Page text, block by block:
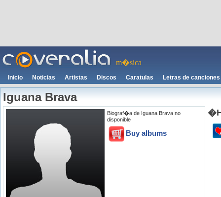
m�sica
Inicio Noticias Artistas Discos Caratulas Letras de canciones
Iguana Brava
Biograf�a de Iguana Brava no
disponible
Buy albums